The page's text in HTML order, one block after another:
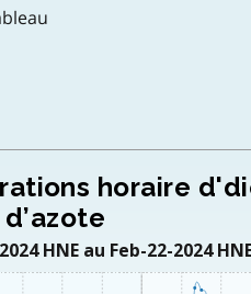
horaire
d’azote
HNE au Feb-22-2024